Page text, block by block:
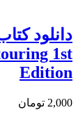
1st
Edition
2,000 تومان